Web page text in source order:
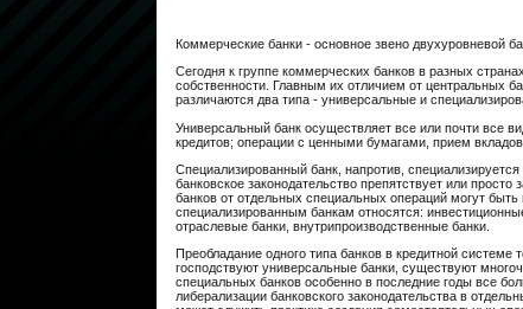
Коммерческие банки - основное звено двухуровневой
Сегодня к группе коммерческих банков в разных
собственности. Главным их отличием от центральных
различаются два типа - универсальные и
Универсальный банк осуществляет все или почти все
кредитов; операции с ценными бумагами, прием
Специализированный банк, напротив,
банковское законодательство препятствует или
банков от отдельных специальных операций могут
специализированным банкам относятся:
отраслевые банки, внутрипроизводственные банки.
Преобладание одного типа банков в кредитной
господствуют универсальные банки, существуют
специальных банков особенно в последние годы все
либерализации банковского законодательства в